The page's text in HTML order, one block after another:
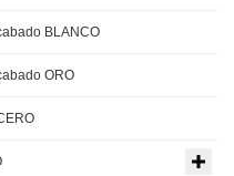
BLANCO
ORO